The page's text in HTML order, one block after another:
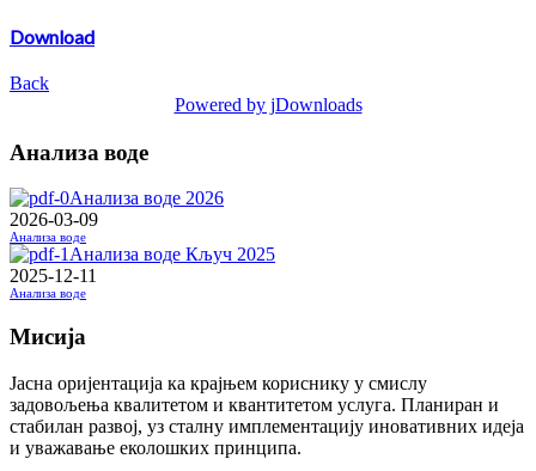
Download
Back
Powered by jDownloads
Анализа воде
Анализа воде 2026
2026-03-09
Анализа воде
Анализа воде Кључ 2025
2025-12-11
Анализа воде
Мисија
Јасна оријентација ка крајњем кориснику у смислу
задовољења квалитетом и квантитетом услуга. Планиран и
стабилан развој, уз сталну имплементацију иновативних идеја
и уважавање еколошких принципа.